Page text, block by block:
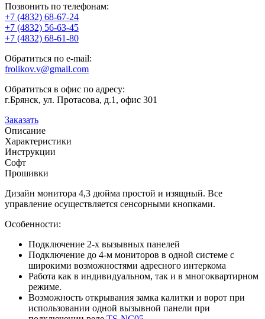
Позвонить по телефонам:
+7 (4832) 68-67-24
+7 (4832) 56-63-45
+7 (4832) 68-61-80
Обратиться по e-mail:
frolikov.v@gmail.com
Обратиться в офис по адресу:
г.Брянск, ул. Протасова, д.1, офис 301
Заказать
Описание
Характеристики
Инструкции
Софт
Прошивки
Дизайн монитора 4,3 дюйма простой и изящный. Все
управление осуществляется сенсорными кнопками.
Особенности:
Подключение 2-х вызывных панелей
Подключение до 4-м мониторов в одной системе с
широкими возможностями адресного интеркома
Работа как в индивидуальном, так и в многоквартирном
режиме.
Возможность открывания замка калитки и ворот при
использовании одной вызывной панели при